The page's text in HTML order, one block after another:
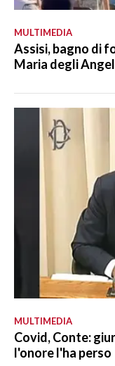
MULTIMEDIA
Assisi, bagno di
Maria degli
MULTIMEDIA
Covid, Conte:
l'onore l'ha perso